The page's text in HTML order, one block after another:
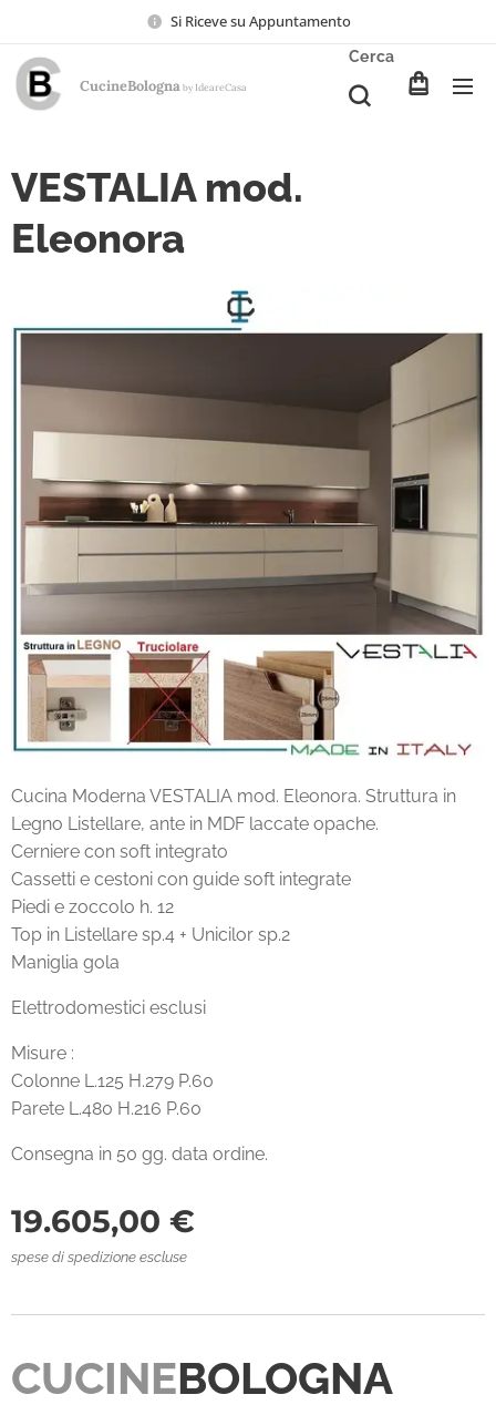
Si Riceve su Appuntamento
CucineBologna by IdeareCasa
Cerca
VESTALIA mod.
Eleonora
Cucina Moderna VESTALIA mod. Eleonora. Struttura in
Legno Listellare, ante in MDF laccate opache.
Cerniere con soft integrato
Cassetti e cestoni con guide soft integrate
Piedi e zoccolo h. 12
Top in Listellare sp.4 + Unicilor sp.2
Maniglia gola
Elettrodomestici esclusi
Misure :
Colonne L.125 H.279 P.60
Parete L.480 H.216 P.60
Consegna in 50 gg. data ordine.
19.605,00 €
spese di spedizione escluse
CUCINEBOLOGNA